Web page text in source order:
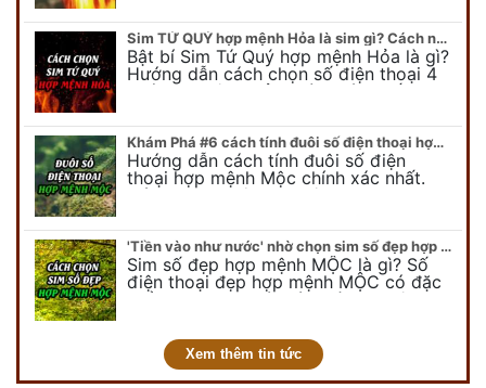
Sim TỨ QUÝ hợp mệnh Hỏa là sim gì? Cách nhận biết sim tứ quý hợp mệnh Hỏa
Bật bí Sim Tứ Quý hợp mệnh Hỏa là gì?
Hướng dẫn cách chọn số điện thoại 4
quý hợp mệnh Hỏa chính xác nhất.
Khám Phá #6 cách tính đuôi số điện thoại hợp mệnh Mộc
Hướng dẫn cách tính đuôi số điện
thoại hợp mệnh Mộc chính xác nhất.
Cách chọn đuôi sim điện thoại hợp
chuyên…
'Tiền vào như nước' nhờ chọn sim số đẹp hợp mệnh MỘC
Sim số đẹp hợp mệnh MỘC là gì? Số
điện thoại đẹp hợp mệnh MỘC có đặc
điểm ra sao? Dưới góc nhìn chuyên gia
Xem thêm tin tức